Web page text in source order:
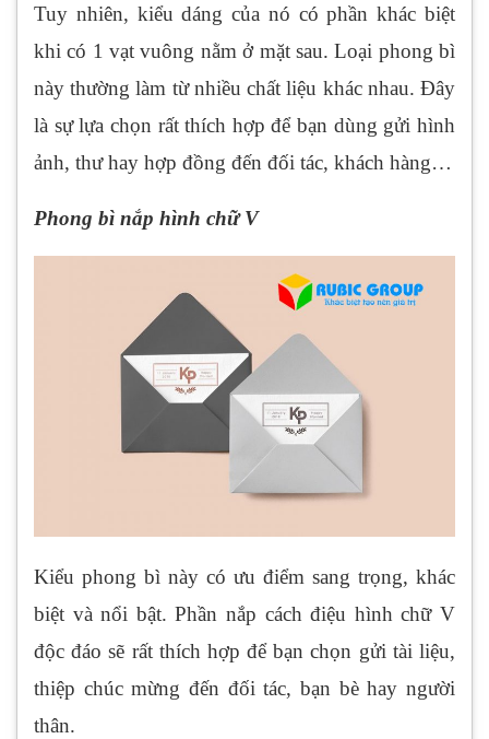
Tuy nhiên, kiểu dáng của nó có phần khác biệt
khi có 1 vạt vuông nằm ở mặt sau. Loại phong bì
này thường làm từ nhiều chất liệu khác nhau. Đây
là sự lựa chọn rất thích hợp để bạn dùng gửi hình
ảnh, thư hay hợp đồng đến đối tác, khách hàng…
Phong bì nắp hình chữ V
Kiểu phong bì này có ưu điểm sang trọng, khác
biệt và nổi bật. Phần nắp cách điệu hình chữ V
độc đáo sẽ rất thích hợp để bạn chọn gửi tài liệu,
thiệp chúc mừng đến đối tác, bạn bè hay người
thân.